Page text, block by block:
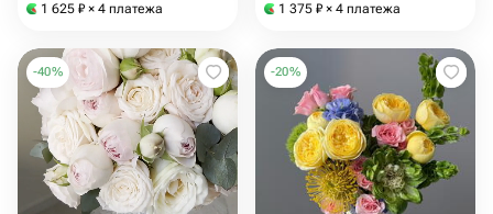
1 625 ₽ × 4 платежа 1 375 ₽ × 4 платежа
-40% -20%